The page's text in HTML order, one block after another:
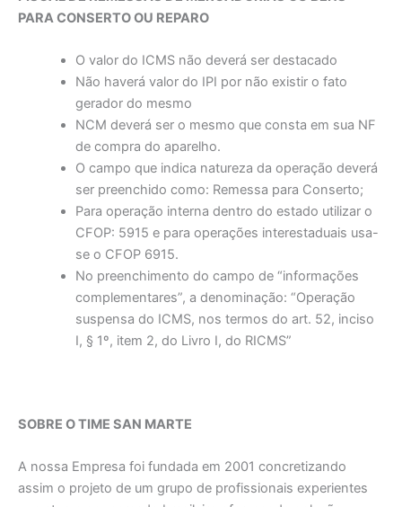
PARA CONSERTO OU REPARO
O valor do ICMS não deverá ser destacado
Não haverá valor do IPI por não existir o fato
gerador do mesmo
NCM deverá ser o mesmo que consta em sua NF
de compra do aparelho.
O campo que indica natureza da operação deverá
ser preenchido como: Remessa para Conserto;
Para operação interna dentro do estado utilizar o
CFOP: 5915 e para operações interestaduais usa-
se o CFOP 6915.
No preenchimento do campo de “informações
complementares”, a denominação: “Operação
suspensa do ICMS, nos termos do art. 52, inciso
I, § 1º, item 2, do Livro I, do RICMS”
SOBRE O TIME SAN MARTE
A nossa Empresa foi fundada em 2001 concretizando
assim o projeto de um grupo de profissionais experientes